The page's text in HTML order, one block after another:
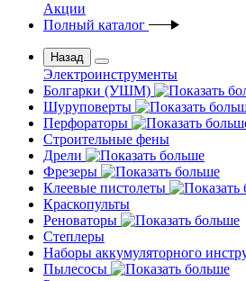
Акции
Полный каталог
Назад
Электроинструменты
Болгарки (УШМ)
Шуруповерты
Перфораторы
Строительные фены
Дрели
Фрезеры
Клеевые пистолеты
Краскопульты
Реноваторы
Степлеры
Наборы аккумуляторного
Пылесосы